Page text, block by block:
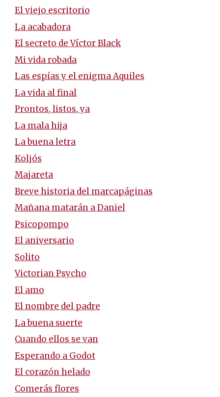
El viejo escritorio
La acabadora
El secreto de Víctor Black
Mi vida robada
Las espías y el enigma Aquiles
La vida al final
Prontos, listos, ya
La mala hija
La buena letra
Koljós
Majareta
Breve historia del marcapáginas
Mañana matarán a Daniel
Psicopompo
El aniversario
Solito
Victorian Psycho
El amo
El nombre del padre
La buena suerte
Cuando ellos se van
Esperando a Godot
El corazón helado
Comerás flores